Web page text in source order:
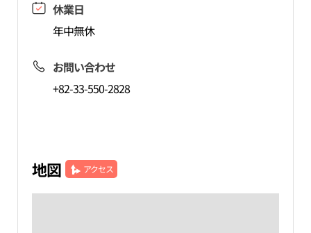
休業日
年中無休
お問い合わせ
+82-33-550-2828
地図 アクセス